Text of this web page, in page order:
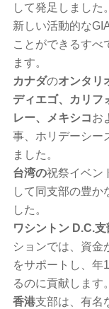
して発足しました
新しい活動的な
ことができるすべ
ます。
カナダのオンタリ
ディエゴ、カリフ
レー、メキシコお
事、ホリデーシー
ました。
台湾の祝祭イベン
して同支部の豊か
した。
ワシントン D.C.支
ションでは、資金
をサポートし、年
るのに貢献します。
香港支部は、有名